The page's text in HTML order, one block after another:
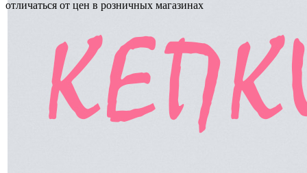
отличаться от цен в розничных магазинах